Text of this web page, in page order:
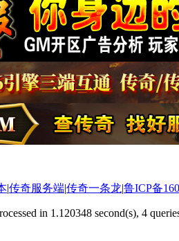
|传奇服务端|传奇一条龙|鲁ICP备
in 1.120348 second(s), 4